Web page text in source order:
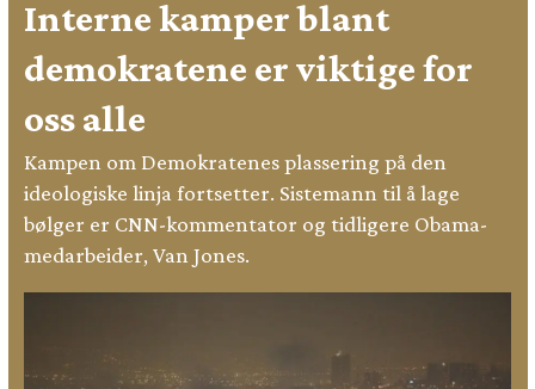
Interne kamper blant
demokratene er viktige for
oss alle
Kampen om Demokratenes plassering på den
ideologiske linja fortsetter. Sistemann til å lage
bølger er CNN-kommentator og tidligere Obama-
medarbeider, Van Jones.